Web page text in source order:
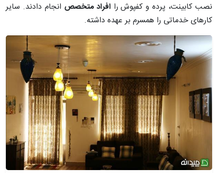
نصب کابینت، پرده و کفپوش را افراد متخصص انجام دادند. سایر
کارهای خدماتی را همسرم بر عهده داشته.